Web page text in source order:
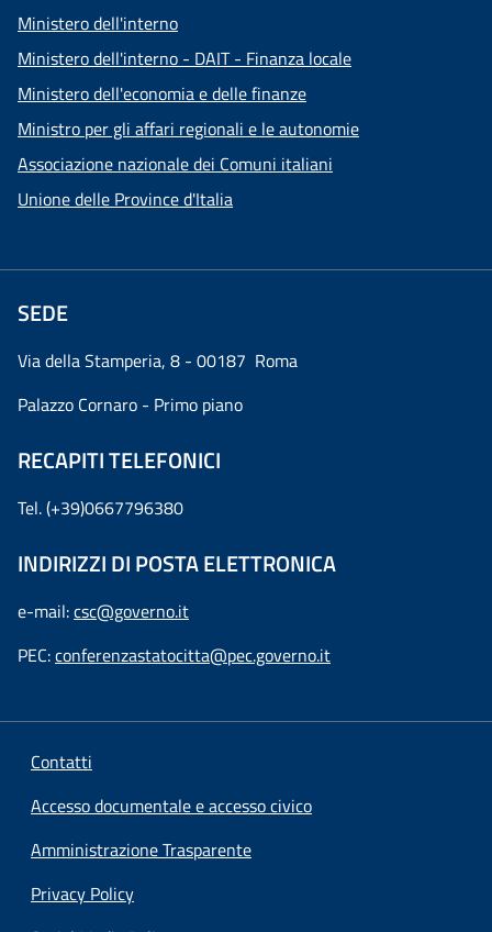
Ministero dell'interno
Ministero dell'interno - DAIT - Finanza locale
Ministero dell'economia e delle finanze
Ministro per gli affari regionali e le autonomie
Associazione nazionale dei Comuni italiani
Unione delle Province d'Italia
SEDE
Via della Stamperia, 8 - 00187 Roma
Palazzo Cornaro - Primo piano
RECAPITI TELEFONICI
Tel. (+39)0667796380
INDIRIZZI DI POSTA ELETTRONICA
e-mail:csc@governo.it
PEC:conferenzastatocitta@pec.governo.it
Contatti
Accesso documentale e accesso civico
Amministrazione Trasparente
Privacy Policy